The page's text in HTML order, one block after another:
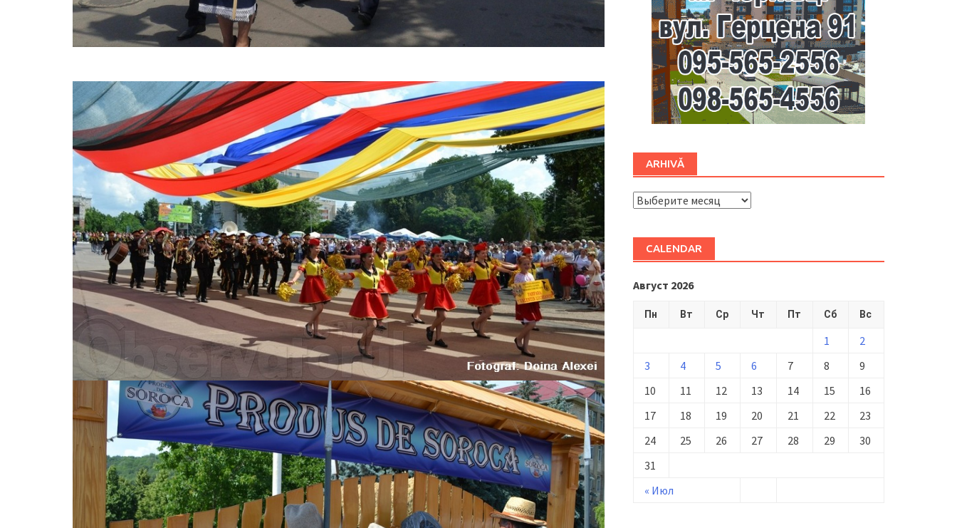
ARHIVĂ
ARHIVĂ
CALENDAR
Август 2026
Пн Вт Ср Чт Пт Сб Вс
« Июл
1
2
3
4 5 6 7 8
9
10
11 12 13 14 15
16
17
18 19 20 21 22
23
24
25 26 27 28 29
30
31